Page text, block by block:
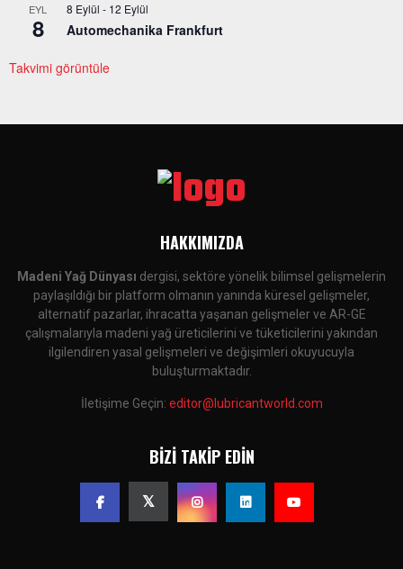
EYL
8
8 Eylül - 12 Eylül
Automechanika Frankfurt
Takvimi görüntüle
HAKKIMIZDA
Madeni Yağ Dünyası dergisi, sektöre yönelik bilimsel gelişmelerin
paylaşıldığı bir platform olmanın yanında küresel gelişmeler,
alternatif pazarlar, ihracatta yaşanan gelişmeler ve AR-GE
çalışmalarıyla madeni yağ üreticilerini ve tüketicilerini yakından
ilgilendiren yasal gelişmeleri ve değişimleri okuyucuyla
buluşturmaktadır.
İletişime Geçin: editor@lubricantworld.com
BIZI TAKIP EDIN